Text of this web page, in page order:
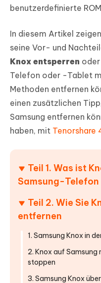
benutzerdefinierte
In diesem Artikel
seine Vor- und
Knox entsperren
Telefon oder -Tablet
Methoden entfernen
einen zusätzlichen
Samsung entfernen
haben, mit Tenorshare
Teil 1. Was ist
Samsung-Telefon
Teil 2. Wie Sie
entfernen
1. Samsung Knox in
2. Knox auf
stoppen
3. Samsung Knox